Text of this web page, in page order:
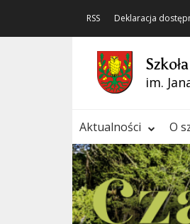
RSS Deklaracja
im.
Aktualności O